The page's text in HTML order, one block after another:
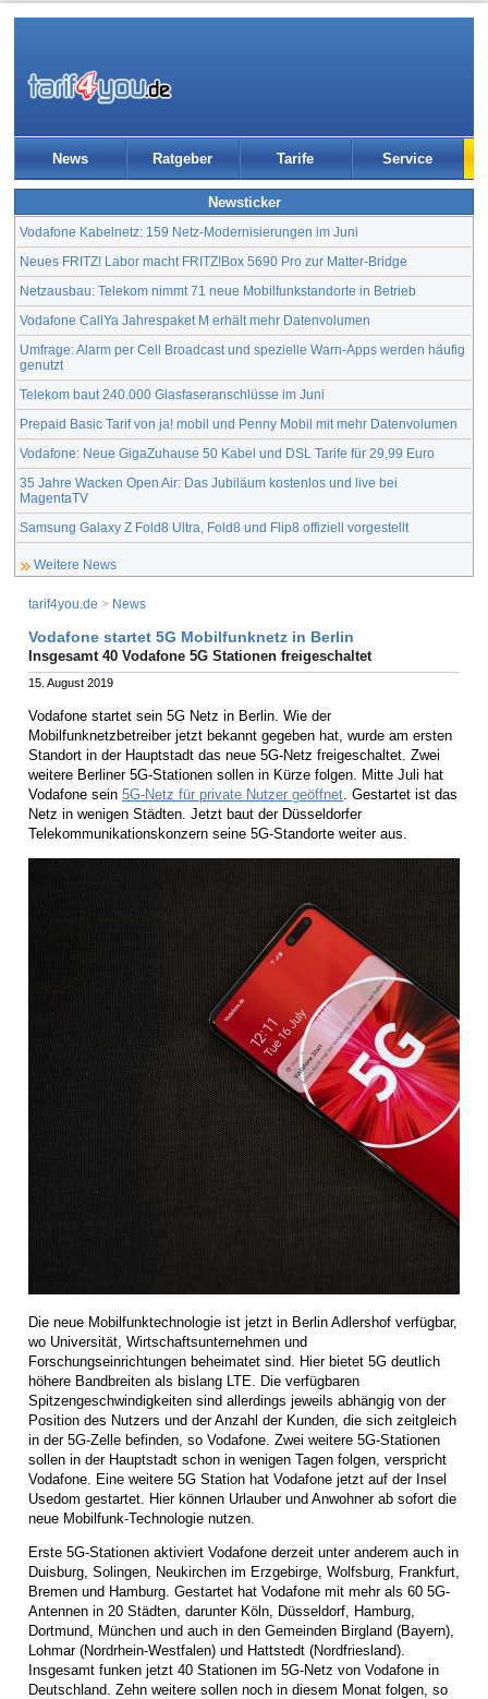
News Ratgeber Tarife Service
Newsticker
Vodafone Kabelnetz: 159 Netz-Modernisierungen im Juni
Neues FRITZ! Labor macht FRITZ!Box 5690 Pro zur Matter-Bridge
Netzausbau: Telekom nimmt 71 neue Mobilfunkstandorte in Betrieb
Vodafone CallYa Jahrespaket M erhält mehr Datenvolumen
Umfrage: Alarm per Cell Broadcast und spezielle Warn-Apps werden häufig
genutzt
Telekom baut 240.000 Glasfaseranschlüsse im Juni
Prepaid Basic Tarif von ja! mobil und Penny Mobil mit mehr Datenvolumen
Vodafone: Neue GigaZuhause 50 Kabel und DSL Tarife für 29,99 Euro
35 Jahre Wacken Open Air: Das Jubiläum kostenlos und live bei
MagentaTV
Samsung Galaxy Z Fold8 Ultra, Fold8 und Flip8 offiziell vorgestellt
Weitere News
tarif4you.de > News
Vodafone startet 5G Mobilfunknetz in Berlin
Insgesamt 40 Vodafone 5G Stationen freigeschaltet
15. August 2019
Vodafone startet sein 5G Netz in Berlin. Wie der
Mobilfunknetzbetreiber jetzt bekannt gegeben hat, wurde am ersten
Standort in der Hauptstadt das neue 5G-Netz freigeschaltet. Zwei
weitere Berliner 5G-Stationen sollen in Kürze folgen. Mitte Juli hat
Vodafone sein 5G-Netz für private Nutzer geöffnet . Gestartet ist das
Netz in wenigen Städten. Jetzt baut der Düsseldorfer
Telekommunikationskonzern seine 5G-Standorte weiter aus.
Die neue Mobilfunktechnologie ist jetzt in Berlin Adlershof verfügbar,
wo Universität, Wirtschaftsunternehmen und
Forschungseinrichtungen beheimatet sind. Hier bietet 5G deutlich
höhere Bandbreiten als bislang LTE. Die verfügbaren
Spitzengeschwindigkeiten sind allerdings jeweils abhängig von der
Position des Nutzers und der Anzahl der Kunden, die sich zeitgleich
in der 5G-Zelle befinden, so Vodafone. Zwei weitere 5G-Stationen
sollen in der Hauptstadt schon in wenigen Tagen folgen, verspricht
Vodafone. Eine weitere 5G Station hat Vodafone jetzt auf der Insel
Usedom gestartet. Hier können Urlauber und Anwohner ab sofort die
neue Mobilfunk-Technologie nutzen.
Erste 5G-Stationen aktiviert Vodafone derzeit unter anderem auch in
Duisburg, Solingen, Neukirchen im Erzgebirge, Wolfsburg, Frankfurt,
Bremen und Hamburg. Gestartet hat Vodafone mit mehr als 60 5G-
Antennen in 20 Städten, darunter Köln, Düsseldorf, Hamburg,
Dortmund, München und auch in den Gemeinden Birgland (Bayern),
Lohmar (Nordrhein-Westfalen) und Hattstedt (Nordfriesland).
Insgesamt funken jetzt 40 Stationen im 5G-Netz von Vodafone in
Deutschland. Zehn weitere sollen noch in diesem Monat folgen, so